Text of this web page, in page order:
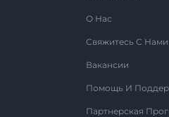
О Нас
Свяжитесь С Нами
Вакансии
Помощь И
Партнерская